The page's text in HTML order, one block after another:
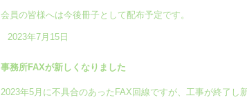
会員の皆様へは今後冊子として配布予定です。
2023年7月15日
事務所FAXが新しくなりました
2023年5月に不具合のあったFAX回線ですが、工事が終了し